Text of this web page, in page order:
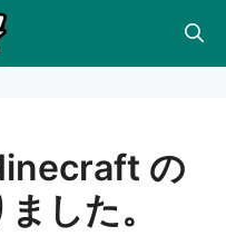
の
した。